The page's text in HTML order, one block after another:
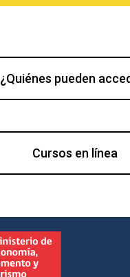
¿Quiénes pueden
Cursos en línea